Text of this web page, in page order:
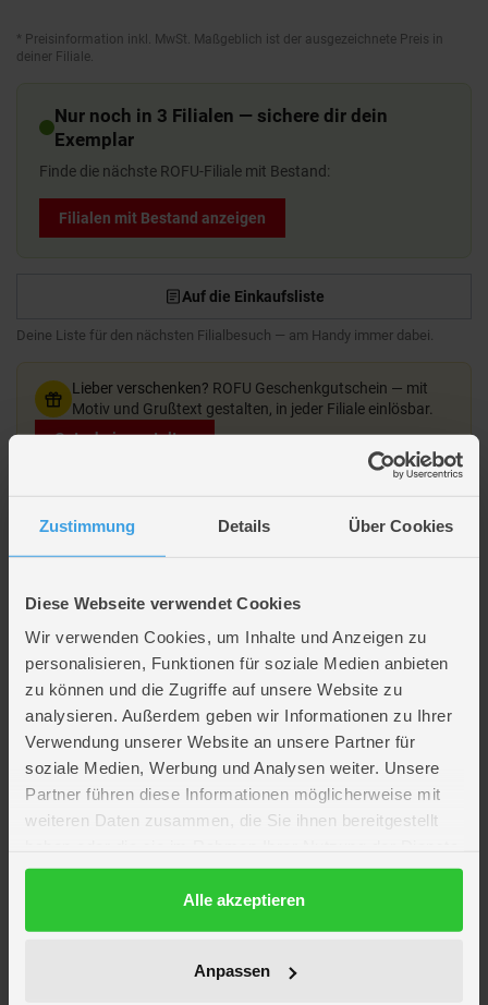
Zustimmung Details Über Cookies
Diese Webseite verwendet Cookies
Wir verwenden Cookies, um Inhalte und Anzeigen zu
personalisieren, Funktionen für soziale Medien anbieten
zu können und die Zugriffe auf unsere Website zu
analysieren. Außerdem geben wir Informationen zu Ihrer
Verwendung unserer Website an unsere Partner für
soziale Medien, Werbung und Analysen weiter. Unsere
Partner führen diese Informationen möglicherweise mit
weiteren Daten zusammen, die Sie ihnen bereitgestellt
gesammelt haben.
DatenschutzerklärungAlle akzeptieren
Anpassen
* Preisinformation inkl. MwSt. Maßgeblich ist der ausgezeichnete Preis in
deiner Filiale.
Nur noch in 3 Filialen — sichere dir dein
Exemplar
Finde die nächste ROFU-Filiale mit Bestand:
Filialen mit Bestand anzeigen
Auf die Einkaufsliste
Deine Liste für den nächsten Filialbesuch — am Handy immer dabei.
Lieber verschenken? ROFU Geschenkgutschein — mit
Motiv und Grußtext gestalten, in jeder Filiale einlösbar.
Gutschein gestalten
Beschreibung
Artikelmerkmale
Farbe
schwarz/bunt
Material
Polyester
Verpackungsmaße
Länge ca. 16,2 cm
Breite ca. 15,3 cm
Hersteller
La Plume Doree SAS
Artikelnummer des Herstellers
241POK211P3V
Schulbedarfoder passendes hierzu unter